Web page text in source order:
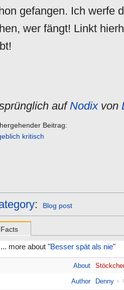
gefangen. Ich werfe
wer fängt! Linkt
auf Nodixvon
Beitrag:
kritisch
: Blog post
Facts
... more about "Besser spät als nie"
About
Author Denny +